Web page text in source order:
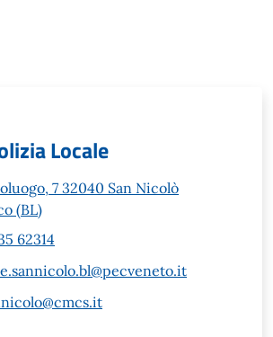
Locale
7 32040 San Nicolò
(BL)
62314